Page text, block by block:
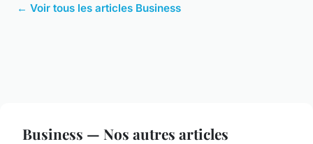
← Voir tous les articles Business
Business — Nos autres articles